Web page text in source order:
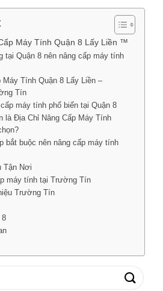
Máy Tính Quận 8 Lấy Liền ™
tại Quận 8 nên nâng cấp máy tính
Máy Tính Quận 8 Lấy Liền –
Tín
máy tính phổ biến tại Quận 8
là Địa Chỉ Nâng Cấp Máy Tính
bắt buộc nên nâng cấp máy tính
Tận Nơi
máy tính tại Trường Tín
Trường Tín
8